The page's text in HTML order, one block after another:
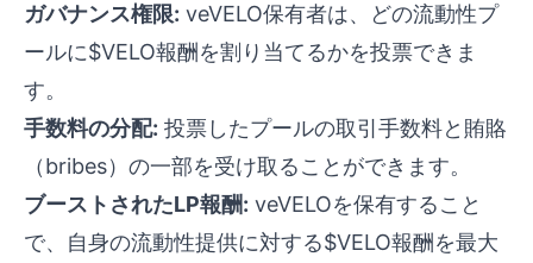
ガバナンス権限: veVELO保有者は、どの流動性プ
ールに$VELO報酬を割り当てるかを投票できま
す。
手数料の分配: 投票したプールの取引手数料と賄賂
（bribes）の一部を受け取ることができます。
ブーストされたLP報酬: veVELOを保有すること
で、自身の流動性提供に対する$VELO報酬を最大